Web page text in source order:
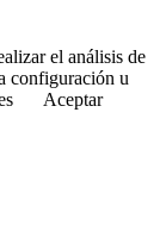
el análisis de
configuración u
Aceptar